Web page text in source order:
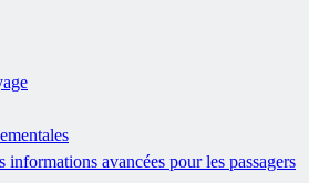
informations avancées pour les passagers